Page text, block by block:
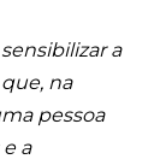
a
na
pessoa
a